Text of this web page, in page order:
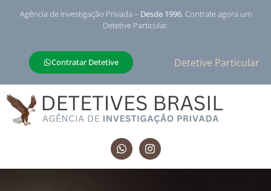
Agência de Investigação Privada – Desde 1996. Contrate agora um
Detetive Particular.
Contratar Detetive Detetive Particular